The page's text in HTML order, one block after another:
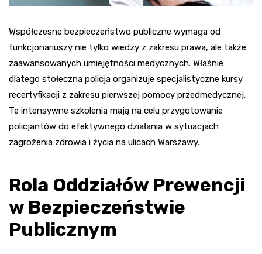
Współczesne bezpieczeństwo publiczne wymaga od
funkcjonariuszy nie tylko wiedzy z zakresu prawa, ale także
zaawansowanych umiejętności medycznych. Właśnie
dlatego stołeczna policja organizuje specjalistyczne kursy
recertyfikacji z zakresu pierwszej pomocy przedmedycznej.
Te intensywne szkolenia mają na celu przygotowanie
policjantów do efektywnego działania w sytuacjach
zagrożenia zdrowia i życia na ulicach Warszawy.
Rola Oddziałów Prewencji
w Bezpieczeństwie
Publicznym